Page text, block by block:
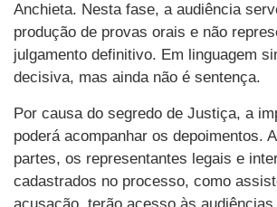
Anchieta. Nesta fase, a audiência
produção de provas orais e não
julgamento definitivo. Em linguagem
decisiva, mas ainda não é sentença.
Por causa do segredo de Justiça, a
poderá acompanhar os depoimentos.
partes, os representantes legais e
cadastrados no processo, como